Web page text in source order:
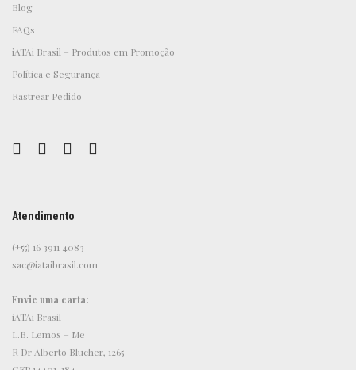
Blog
FAQs
iATAi Brasil – Produtos em Promoção
Política e Segurança
Rastrear Pedido
Atendimento
(+55) 16 3911 4083
sac@iataibrasil.com
Envie uma carta:
iATAi Brasil
L.B. Lemos – Me
R Dr Alberto Blucher, 1265